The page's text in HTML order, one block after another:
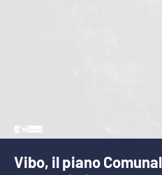
Vibo, il piano